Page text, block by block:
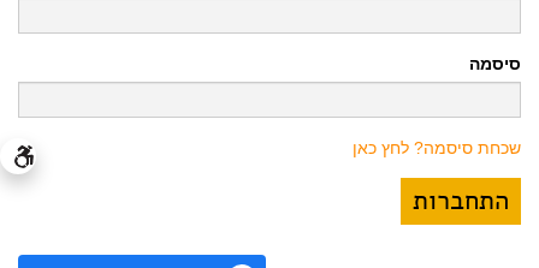
סיסמה
שכחת סיסמה? לחץ כאן